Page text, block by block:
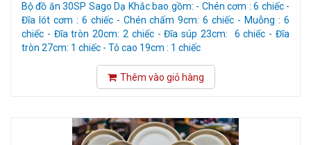
Bộ đồ ăn 30SP Sago Dạ Khắc bao gồm: - Chén cơm : 6 chiếc -
Đĩa lót cơm : 6 chiếc - Chén chấm 9cm: 6 chiếc - Muỗng : 6
chiếc - Đĩa tròn 20cm: 2 chiếc - Đĩa súp 23cm: 6 chiếc - Đĩa
tròn 27cm: 1 chiếc - Tô cao 19cm : 1 chiếc
Thêm vào giỏ hàng